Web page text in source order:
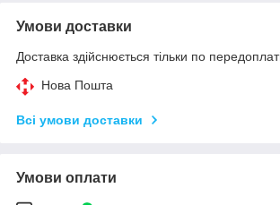
Умови доставки
Доставка здійснюється тільки по
Нова Пошта
Всі умови доставки
Умови оплати